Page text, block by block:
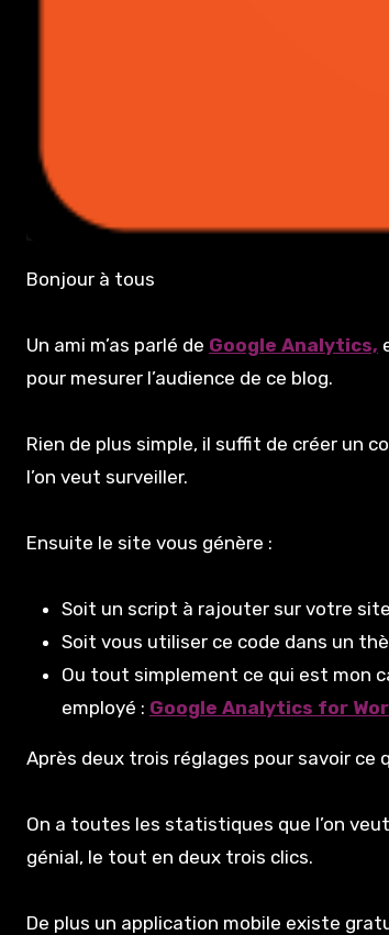
Bonjour à tous
Un ami m’as parlé de Google Analytics,
pour mesurer l’audience de ce blog.
Rien de plus simple, il suffit de créer un
l’on veut surveiller.
Ensuite le site vous génère :
Soit un script à rajouter sur votre
Soit vous utiliser ce code dans un
Ou tout simplement ce qui est mon
employé : Google Analytics for
Après deux trois réglages pour savoir ce
On a toutes les statistiques que l’on
génial, le tout en deux trois clics.
De plus un application mobile existe